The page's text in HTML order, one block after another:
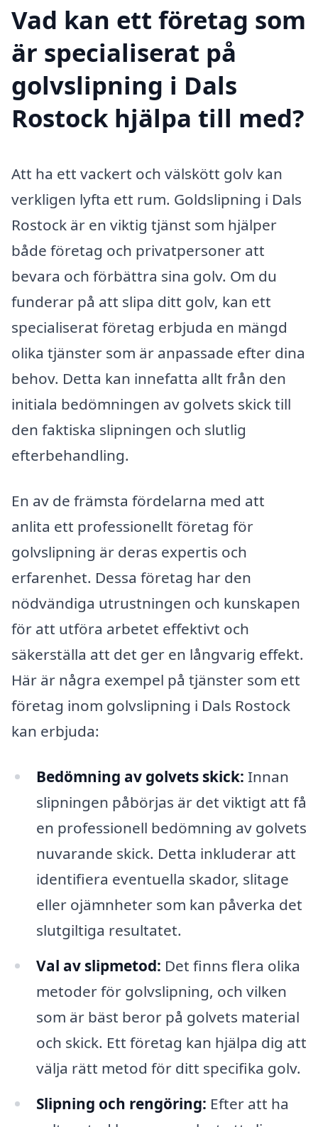
Vad kan ett företag som
är specialiserat på
golvslipning i Dals
Rostock hjälpa till med?
Att ha ett vackert och välskött golv kan
verkligen lyfta ett rum. Goldslipning i Dals
Rostock är en viktig tjänst som hjälper
både företag och privatpersoner att
bevara och förbättra sina golv. Om du
funderar på att slipa ditt golv, kan ett
specialiserat företag erbjuda en mängd
olika tjänster som är anpassade efter dina
behov. Detta kan innefatta allt från den
initiala bedömningen av golvets skick till
den faktiska slipningen och slutlig
efterbehandling.
En av de främsta fördelarna med att
anlita ett professionellt företag för
golvslipning är deras expertis och
erfarenhet. Dessa företag har den
nödvändiga utrustningen och kunskapen
för att utföra arbetet effektivt och
säkerställa att det ger en långvarig effekt.
Här är några exempel på tjänster som ett
företag inom golvslipning i Dals Rostock
kan erbjuda:
Bedömning av golvets skick: Innan
slipningen påbörjas är det viktigt att få
en professionell bedömning av golvets
nuvarande skick. Detta inkluderar att
identifiera eventuella skador, slitage
eller ojämnheter som kan påverka det
slutgiltiga resultatet.
Val av slipmetod: Det finns flera olika
metoder för golvslipning, och vilken
som är bäst beror på golvets material
och skick. Ett företag kan hjälpa dig att
välja rätt metod för ditt specifika golv.
Slipning och rengöring: Efter att ha